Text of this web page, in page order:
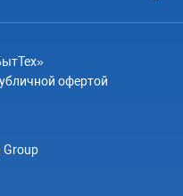
офертой
Group